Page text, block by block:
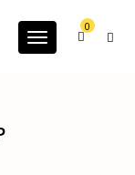
Toggle
0